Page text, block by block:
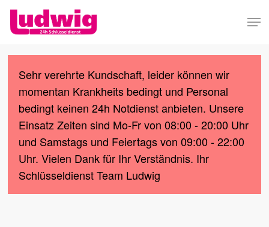
Skip
content
Sehr verehrte Kundschaft, leider können wir
momentan Krankheits bedingt und Personal
bedingt keinen 24h Notdienst anbieten. Unsere
Einsatz Zeiten sind Mo-Fr von 08:00 - 20:00 Uhr
und Samstags und Feiertags von 09:00 - 22:00
Uhr. Vielen Dank für Ihr Verständnis. Ihr
Schlüsseldienst Team Ludwig
Menu